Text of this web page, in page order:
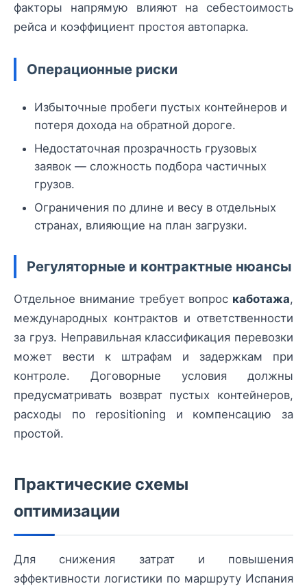
факторы напрямую влияют на себестоимость
рейса и коэффициент простоя автопарка.
Операционные риски
Избыточные пробеги пустых контейнеров и
потеря дохода на обратной дороге.
Недостаточная прозрачность грузовых
заявок — сложность подбора частичных
грузов.
Ограничения по длине и весу в отдельных
странах, влияющие на план загрузки.
Регуляторные и контрактные нюансы
Отдельное внимание требует вопрос каботажа,
международных контрактов и ответственности
за груз. Неправильная классификация перевозки
может вести к штрафам и задержкам при
контроле. Договорные условия должны
предусматривать возврат пустых контейнеров,
расходы по repositioning и компенсацию за
простой.
Практические схемы
оптимизации
Для снижения затрат и повышения
эффективности логистики по маршруту Испания